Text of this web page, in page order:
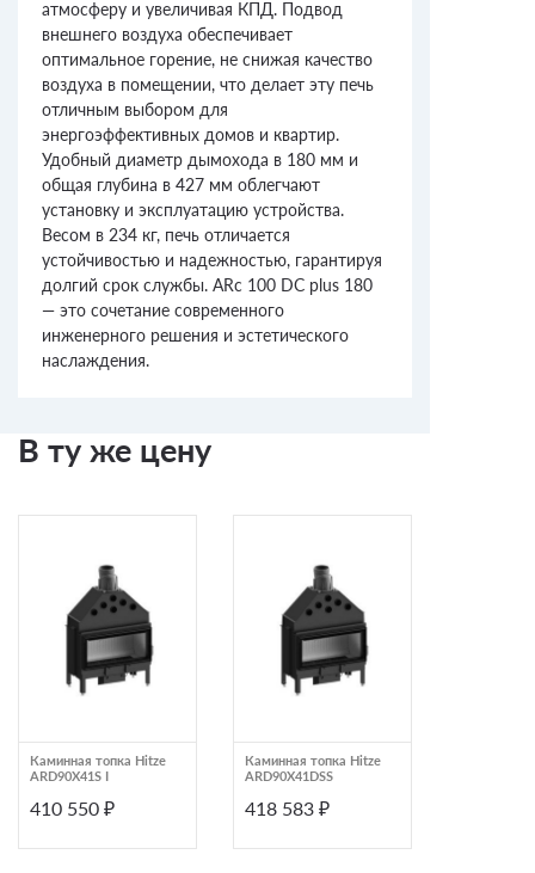
атмосферу и увеличивая КПД. Подвод
внешнего воздуха обеспечивает
оптимальное горение, не снижая качество
воздуха в помещении, что делает эту печь
отличным выбором для
энергоэффективных домов и квартир.
Удобный диаметр дымохода в 180 мм и
общая глубина в 427 мм облегчают
установку и эксплуатацию устройства.
Весом в 234 кг, печь отличается
устойчивостью и надежностью, гарантируя
долгий срок службы. ARc 100 DC plus 180
— это сочетание современного
инженерного решения и эстетического
наслаждения.
В ту же цену
Каминная топка Hitze
ARD90X41S I
410 550 ₽
Каминная топка Hitze
ARD90X41DSS
418 583 ₽